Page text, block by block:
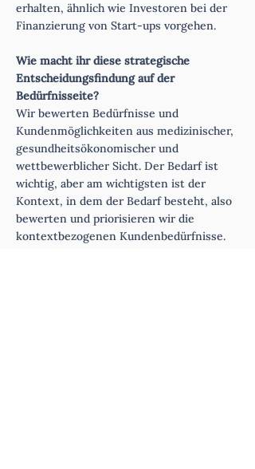
erhalten, ähnlich wie Investoren bei der
Finanzierung von Start-ups vorgehen.
Wie macht ihr diese strategische
Entscheidungsfindung auf der
Bedürfnisseite?
Wir bewerten Bedürfnisse und
Kundenmöglichkeiten aus medizinischer,
gesundheitsökonomischer und
wettbewerblicher Sicht. Der Bedarf ist
wichtig, aber am wichtigsten ist der
Kontext, in dem der Bedarf besteht, also
bewerten und priorisieren wir die
kontextbezogenen Kundenbedürfnisse.